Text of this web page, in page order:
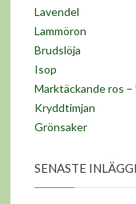
Lavendel
Lammöron
Brudslöja
Isop
Marktäckande ros –
Kryddtimjan
Grönsaker
SENASTE